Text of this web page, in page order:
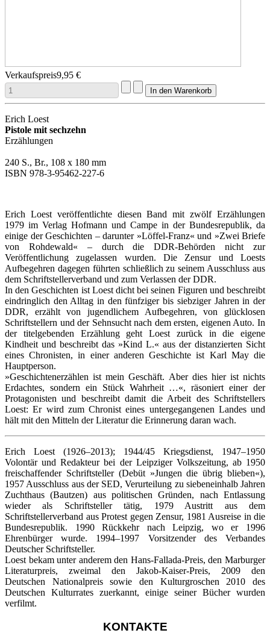
Verkaufspreis9,95 €
Erich Loest
Pistole mit sechzehn
Erzählungen
240 S., Br., 108 x 180 mm
ISBN 978-3-95462-227-6
Erich Loest veröffentlichte diesen Band mit zwölf Erzählungen
1979 im Verlag Hofmann und Campe in der Bundesrepublik, da
einige der Geschichten – darunter »Löffel-Franz« und »Zwei Briefe
von Rohdewald« – durch die DDR-Behörden nicht zur
Veröffentlichung zugelassen wurden. Die Zensur und Loests
Aufbegehren dagegen führten schließlich zu seinem Ausschluss aus
dem Schriftstellerverband und zum Verlassen der DDR.
In den Geschichten ist Loest dicht bei seinen Figuren und beschreibt
eindringlich den Alltag in den fünfziger bis siebziger Jahren in der
DDR, erzählt von jugendlichem Aufbegehren, von glücklosen
Schriftstellern und der Sehnsucht nach dem ersten, eigenen Auto. In
der titelgebenden Erzählung geht Loest zurück in die eigene
Kindheit und beschreibt das »Kind L.« aus der distanzierten Sicht
eines Chronisten, in einer anderen Geschichte ist Karl May die
Hauptperson.
»Geschichtenerzählen ist mein Geschäft. Aber dies hier ist nichts
Erdachtes, sondern ein Stück Wahrheit …«, räsoniert einer der
Protagonisten und beschreibt damit die Arbeit des Schriftstellers
Loest: Er wird zum Chronist eines untergegangenen Landes und
hält mit den Mitteln der Literatur die Erinnerung daran wach.
Erich Loest (1926–2013); 1944/45 Kriegsdienst, 1947–1950
Volontär und Redakteur bei der Leipziger Volkszeitung, ab 1950
freischaffender Schriftsteller (Debüt »Jungen die übrig blieben«),
1957 Ausschluss aus der SED, Verurteilung zu siebeneinhalb Jahren
Zuchthaus (Bautzen) aus politischen Gründen, nach Entlassung
wieder als Schriftsteller tätig, 1979 Austritt aus dem
Schriftstellerverband aus Protest gegen Zensur, 1981 Ausreise in die
Bundesrepublik. 1990 Rückkehr nach Leipzig, wo er 1996
Ehrenbürger wurde. 1994–1997 Vorsitzender des Verbandes
Deutscher Schriftsteller.
Loest bekam unter anderem den Hans-Fallada-Preis, den Marburger
Literaturpreis, zweimal den Jakob-Kaiser-Preis, 2009 den
Deutschen Nationalpreis sowie den Kulturgroschen 2010 des
Deutschen Kulturrates zuerkannt, einige seiner Bücher wurden
verfilmt.
KONTAKTE